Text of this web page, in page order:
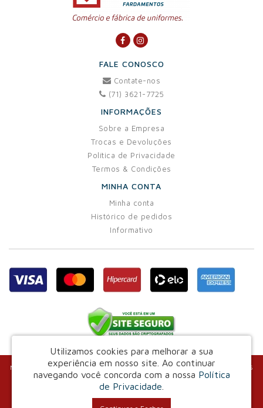
FALE CONOSCO
Contate-nos
(71) 3621-7725
INFORMAÇÕES
Sobre a Empresa
Trocas e Devoluções
Política de Privacidade
Termos & Condições
MINHA CONTA
Minha conta
Histórico de pedidos
Informativo
Marvin Indústria e Comércio de Confecções Ltda - CNPJ: 03.829.243/0001-25
Av. Eixo Urbano Central 185 - Centro - Camaçari / BA - CEP: 42800-057
Marvin Fardamentos © 2026
Utilizamos cookies para melhorar a sua
experiência em nosso site. Ao continuar
navegando você concorda com a nossa Política
de Privacidade